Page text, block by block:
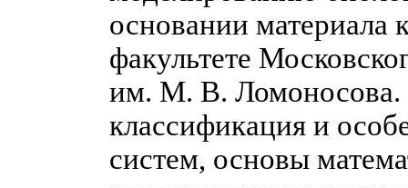
основании материала
факультете
им. М. В. Ломоносова.
классификация и
систем, основы